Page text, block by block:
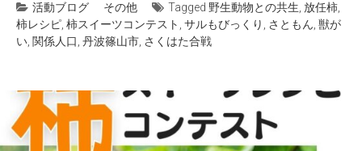
活動ブログ その他 Tagged 野生動物との共生 放任柿
柿レシピ 柿スイーツコンテスト サルもびっくり さともん 獣が
い 関係人口 丹波篠山市 さくはた合戦